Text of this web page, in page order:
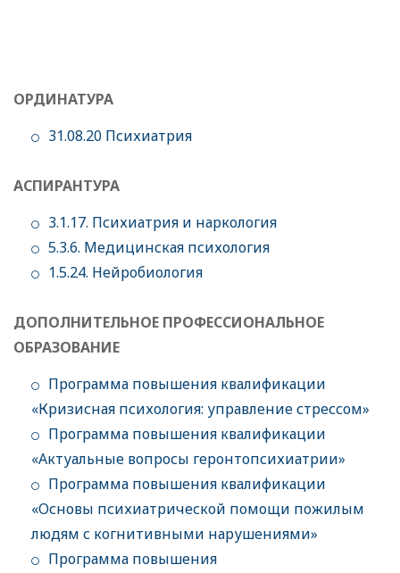
ОРДИНАТУРА
31.08.20 Психиатрия
АСПИРАНТУРА
3.1.17. Психиатрия и наркология
5.3.6. Медицинская психология
1.5.24. Нейробиология
ДОПОЛНИТЕЛЬНОЕ ПРОФЕССИОНАЛЬНОЕ
ОБРАЗОВАНИЕ
Программа повышения квалификации
«Кризисная психология: управление стрессом»
Программа повышения квалификации
«Актуальные вопросы геронтопсихиатрии»
Программа повышения квалификации
«Основы психиатрической помощи пожилым
людям с когнитивными нарушениями»
Программа повышения